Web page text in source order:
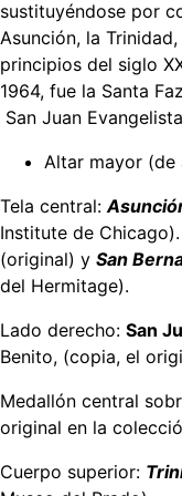
sustituyéndose por
Asunción, la
principios del siglo
1964, fue la Santa
San Juan
Altar mayor (de
Tela central:
Institute de
(original) y San
del Hermitage).
Lado derecho: San
Benito, (copia, el
Medallón central
original en la
Cuerpo superior: